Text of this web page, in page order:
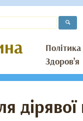
Політика
Здоров’я